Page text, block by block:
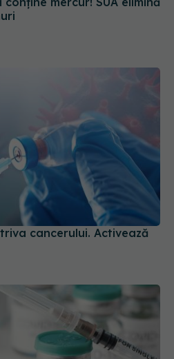
cancerului. Activează